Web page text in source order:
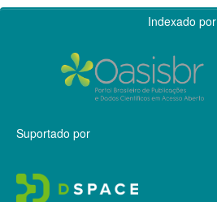
Indexado por
Suportado por